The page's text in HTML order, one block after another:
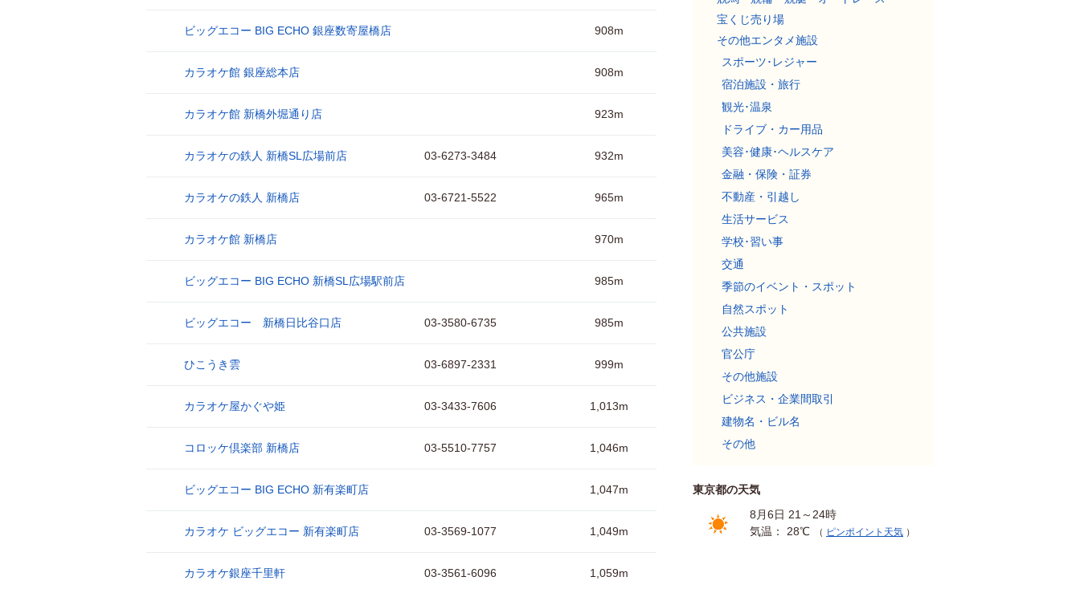
ビッグエコー BIG ECHO 銀座数寄屋橋店 908m
カラオケ館 銀座総本店 908m
カラオケ館 新橋外堀通り店 923m
カラオケの鉄人 新橋SL広場前店 03-6273-3484 932m
カラオケの鉄人 新橋店 03-6721-5522 965m
カラオケ館 新橋店 970m
ビッグエコー BIG ECHO 新橋SL広場駅前店 985m
ビッグエコー 新橋日比谷口店 03-3580-6735 985m
ひこうき雲 03-6897-2331 999m
カラオケ屋かぐや姫 03-3433-7606 1,013m
コロッケ倶楽部 新橋店 03-5510-7757 1,046m
ビッグエコー BIG ECHO 新有楽町店 1,047m
カラオケ ビッグエコー 新有楽町店 03-3569-1077 1,049m
カラオケ銀座千里軒 03-3561-6096 1,059m
宝くじ売り場
その他エンタメ施設
スポーツ･レジャー
宿泊施設・旅行
観光･温泉
ドライブ・カー用品
美容･健康･ヘルスケア
金融・保険・証券
不動産・引越し
生活サービス
学校･習い事
交通
季節のイベント・スポット
自然スポット
公共施設
官公庁
その他施設
ビジネス・企業間取引
建物名・ビル名
その他
東京都の天気
8月6日 21～24時
気温： 28℃
（ ピンポイント天気 ）